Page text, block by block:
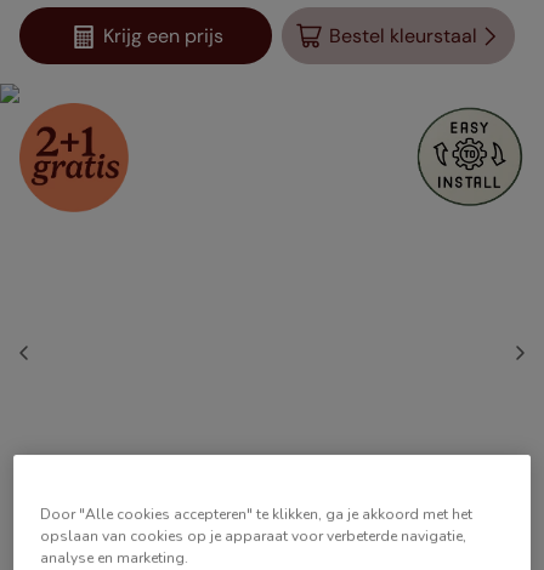
Krijg een prijs Bestel kleurstaal
Door "Alle cookies accepteren" te klikken, ga je akkoord met het
opslaan van cookies op je apparaat voor verbeterde navigatie,
analyse en marketing.